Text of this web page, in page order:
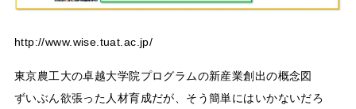
http://www.wise.tuat.ac.jp/
東京農工大の卓越大学院プログラムの新産業創出の概念図
ずいぶん欲張った人材育成だが、そう簡単にはいかないだろ